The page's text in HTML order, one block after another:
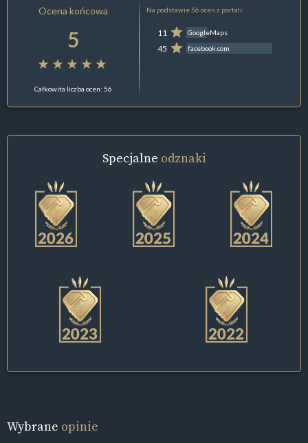
Ocena końcowa
5
Całkowita liczba ocen: 56
Na podstawie 56 ocen z portali:
11 GoogleMaps
45 facebook.com
Specjalne odznaki
Wybrane opinie